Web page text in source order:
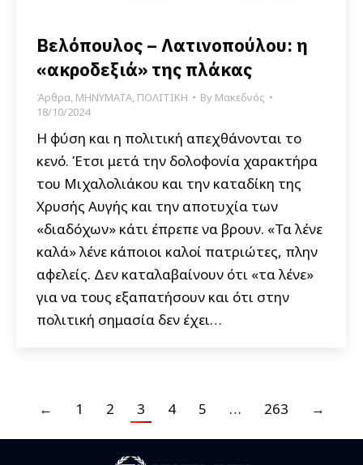
Βελόπουλος – Λατινοπούλου: η
«ακροδεξιά» της πλάκας
Άρθρα, ΜΗΝΥΜΑΤΑ, ΠΟΛΙΤΙΚΗ By Μακεδνός
18/10/2024
Η φύση και η πολιτική απεχθάνονται το
κενό. Έτσι μετά την δολοφονία χαρακτήρα
του Μιχαλολιάκου και την καταδίκη της
Χρυσής Αυγής και την αποτυχία των
«διαδόχων» κάτι έπρεπε να βρουν. «Τα λένε
καλά» λένε κάποιοι καλοί πατριώτες, πλην
αφελείς. Δεν καταλαβαίνουν ότι «τα λένε»
για να τους εξαπατήσουν και ότι στην
πολιτική σημασία δεν έχει…
← 1 2 3 4 5 … 263 →